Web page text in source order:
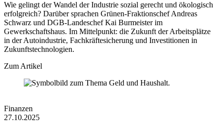
Wie gelingt der Wandel der Industrie sozial gerecht und ökologisch
erfolgreich? Darüber sprachen Grünen-Fraktionschef Andreas
Schwarz und DGB-Landeschef Kai Burmeister im
Gewerkschaftshaus. Im Mittelpunkt: die Zukunft der Arbeitsplätze
in der Autoindustrie, Fachkräftesicherung und Investitionen in
Zukunftstechnologien.
Zum Artikel
Finanzen
27.10.2025